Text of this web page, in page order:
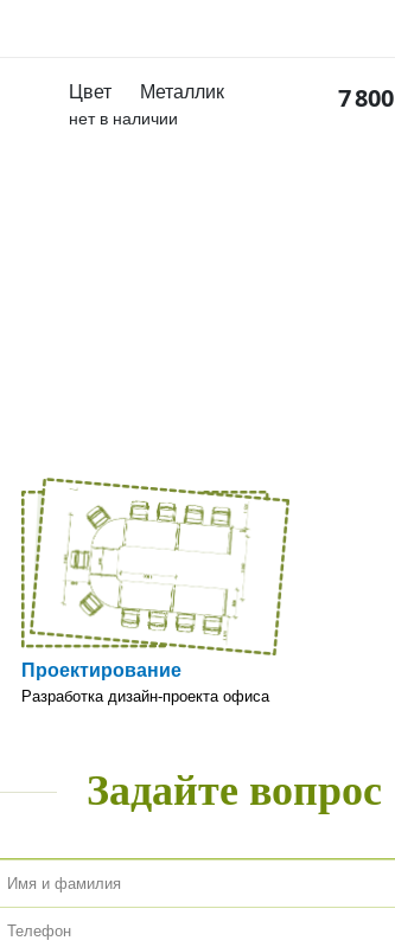
Цвет Металлик
нет в наличии
7800
Проектирование
Разработка дизайн-проекта офиса
Задайте вопрос